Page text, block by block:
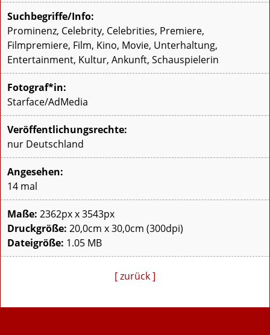
Suchbegriffe/Info:
Prominenz, Celebrity, Celebrities, Premiere,
Filmpremiere, Film, Kino, Movie, Unterhaltung,
Entertainment, Kultur, Ankunft, Schauspielerin
Fotograf*in:
Starface/AdMedia
Veröffentlichungsrechte:
nur Deutschland
Angesehen:
14 mal
Maße: 2362px x 3543px
Druckgröße: 20,0cm x 30,0cm (300dpi)
Dateigröße: 1.05 MB
[ zurück ]